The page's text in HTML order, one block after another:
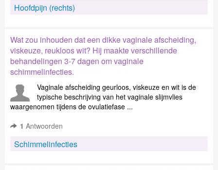
Hoofdpijn (rechts)
Wat zou inhouden dat een dikke vaginale afscheiding,
viskeuze, reukloos wit? Hij maakte verschillende
behandelingen 3-7 dagen om vaginale
schimmelinfecties.
Vaginale afscheiding geurloos, viskeuze en wit is de
typische beschrijving van het vaginale slijmvlies
waargenomen tijdens de ovulatiefase ...
1 Antwoorden
Schimmelinfecties